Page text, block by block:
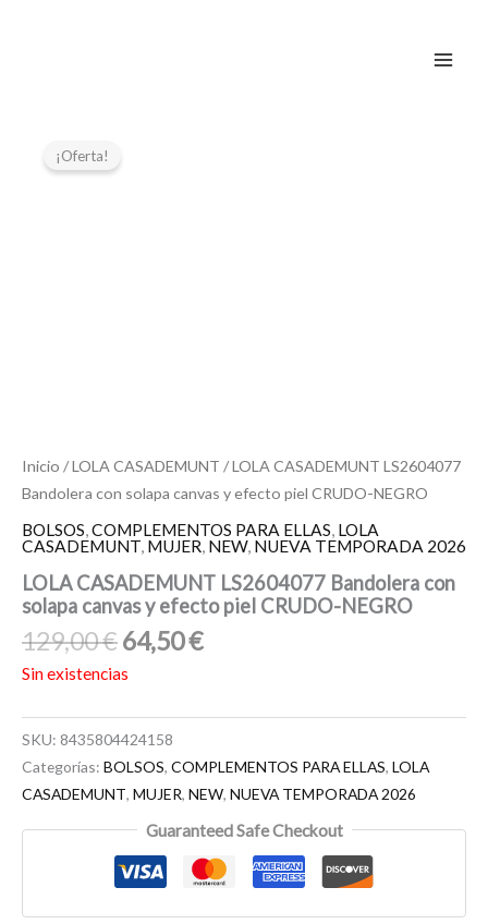
¡Oferta!
Inicio /LOLA CASADEMUNT / LOLA CASADEMUNT LS2604077
Bandolera con solapa canvas y efecto piel CRUDO-NEGRO
BOLSOS,COMPLEMENTOS PARA ELLAS, LOLA
CASADEMUNT, MUJER, NEW, NUEVA TEMPORADA 2026
LOLA CASADEMUNT LS2604077 Bandolera con
solapa canvas y efecto piel CRUDO-NEGRO
129,00€64,50€
Sin existencias
SKU: 8435804424158
Categorías: BOLSOS, COMPLEMENTOS PARA ELLAS, LOLA
CASADEMUNT, MUJER, NEW, NUEVA TEMPORADA 2026
Guaranteed Safe Checkout